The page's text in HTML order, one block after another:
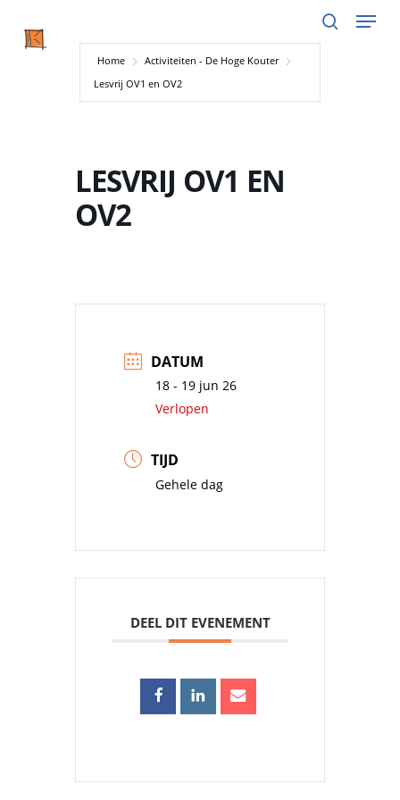
Menu
Home
Activiteiten - De Hoge Kouter
Lesvrij OV1 en OV2
LESVRIJ OV1 EN
OV2
DATUM
18 - 19 jun 26
Verlopen
TIJD
Gehele dag
DEEL DIT EVENEMENT